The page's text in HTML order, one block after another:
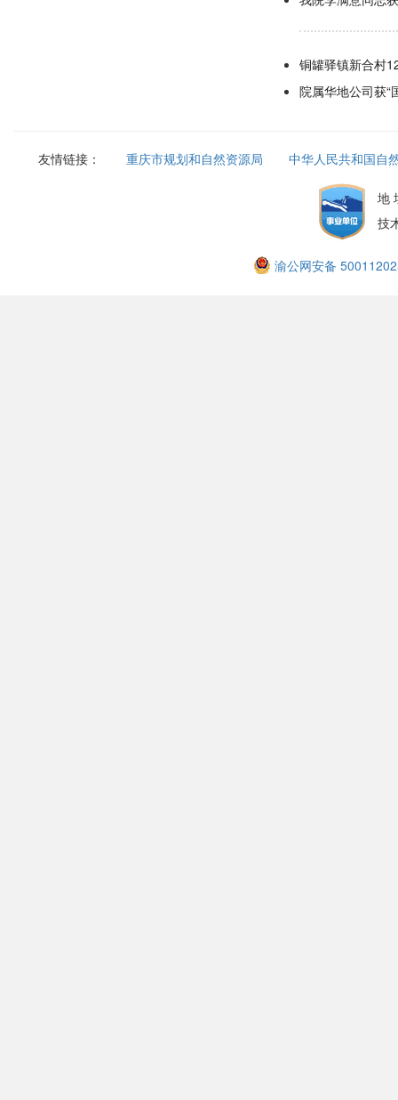
铜罐驿镇新合村
院属华地公司获“
友情链接： 重庆市规划和自然资源局 中华人民共和国自
地
技
渝公网安备